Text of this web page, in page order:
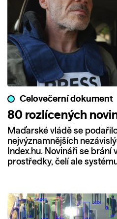
Celovečerní dokument
80 rozlícených
Maďarské vládě se
nejvýznamnějších
Index.hu. Novináři se brání
prostředky, čelí ale